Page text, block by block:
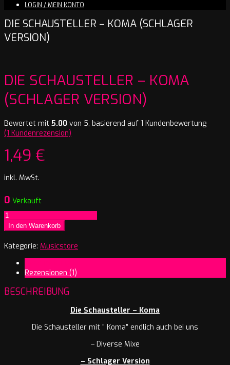
LOGIN / MEIN KONTO
DIE SCHAUSTELLER – KOMA (SCHLAGER
VERSION)
DIE SCHAUSTELLER – KOMA
(SCHLAGER VERSION)
Bewertet mit 5.00 von 5, basierend auf 1 Kundenbewertung
(1 Kundenrezension)
1,49 €
inkl. MwSt.
0 Verkauft
Die
Schausteller
-
Koma
Version)
Menge
In den Warenkorb
Kategorie: Musicstore
Rezensionen (1)
BESCHREIBUNG
Die Schausteller – Koma
Die Schausteller mit ” Koma” endlich auch bei uns
– Diverse Mixe
– Schlager Version